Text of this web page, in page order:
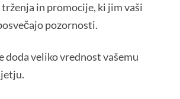
in promocije, ki jim vaši
pozornosti.
doda veliko vrednost vašemu